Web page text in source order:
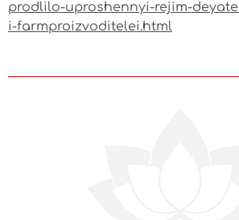
prodlilo-uproshennyi-rejim-
i-farmproizvoditelei.html